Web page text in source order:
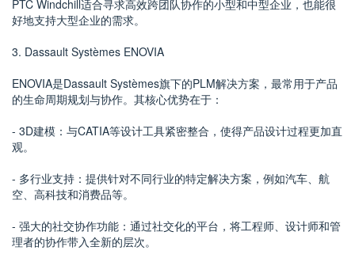
PTC Windchill适合寻求高效跨团队协作的小型和中型企业，也能很
好地支持大型企业的需求。
3. Dassault Systèmes ENOVIA
ENOVIA是Dassault Systèmes旗下的PLM解决方案，最常用于产品
的生命周期规划与协作。其核心优势在于：
- 3D建模：与CATIA等设计工具紧密整合，使得产品设计过程更加直
观。
- 多行业支持：提供针对不同行业的特定解决方案，例如汽车、航
空、高科技和消费品等。
- 强大的社交协作功能：通过社交化的平台，将工程师、设计师和管
理者的协作带入全新的层次。